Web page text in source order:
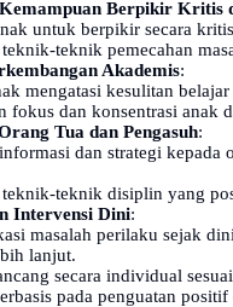
Berpikir Kritis
untuk berpikir secara
teknik pemecahan
Akademis:
mengatasi kesulitan
fokus dan konsentrasi anak
Tua dan Pengasuh:
dan strategi
teknik disiplin yang
Intervensi Dini:
masalah perilaku sejak
lanjut.
secara individual
pada penguatan